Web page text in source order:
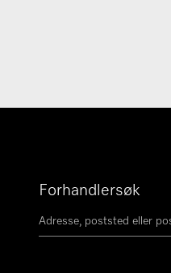
Forhandlersøk